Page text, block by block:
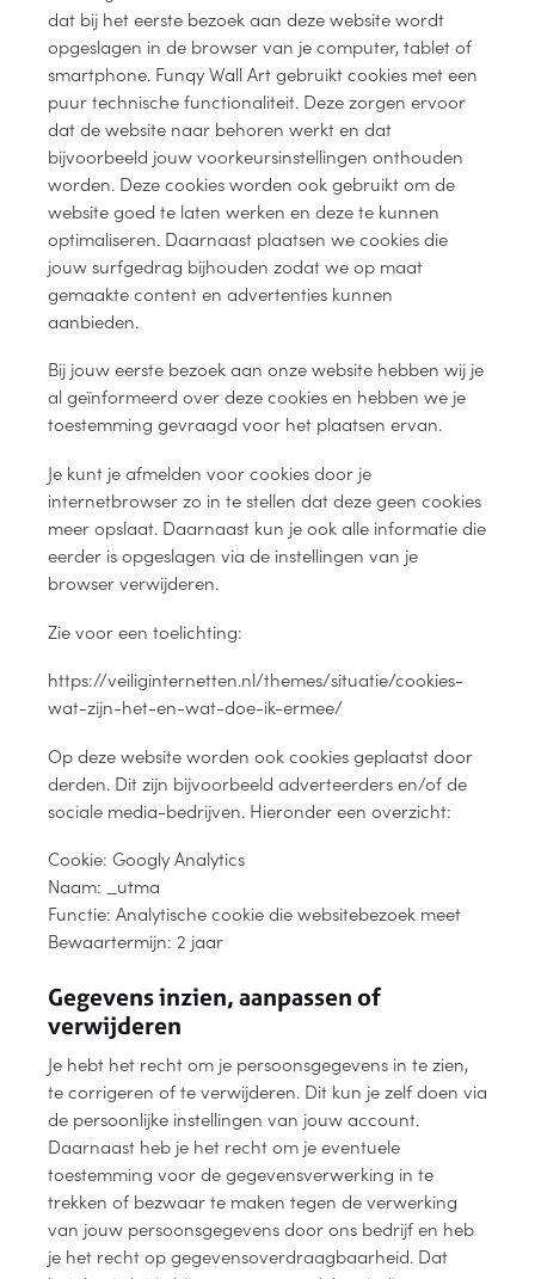
dat bij het eerste bezoek aan deze website wordt
opgeslagen in de browser van je computer, tablet of
smartphone. Funqy Wall Art gebruikt cookies met een
puur technische functionaliteit. Deze zorgen ervoor
dat de website naar behoren werkt en dat
bijvoorbeeld jouw voorkeursinstellingen onthouden
worden. Deze cookies worden ook gebruikt om de
website goed te laten werken en deze te kunnen
optimaliseren. Daarnaast plaatsen we cookies die
jouw surfgedrag bijhouden zodat we op maat
gemaakte content en advertenties kunnen
aanbieden.
Bij jouw eerste bezoek aan onze website hebben wij je
al geïnformeerd over deze cookies en hebben we je
toestemming gevraagd voor het plaatsen ervan.
Je kunt je afmelden voor cookies door je
internetbrowser zo in te stellen dat deze geen cookies
meer opslaat. Daarnaast kun je ook alle informatie die
eerder is opgeslagen via de instellingen van je
browser verwijderen.
Zie voor een toelichting:
https://veiliginternetten.nl/themes/situatie/cookies-
wat-zijn-het-en-wat-doe-ik-ermee/
Op deze website worden ook cookies geplaatst door
derden. Dit zijn bijvoorbeeld adverteerders en/of de
sociale media-bedrijven. Hieronder een overzicht:
Cookie: Googly Analytics
Naam: _utma
Functie: Analytische cookie die websitebezoek meet
Bewaartermijn: 2 jaar
Gegevens inzien, aanpassen of
verwijderen
Je hebt het recht om je persoonsgegevens in te zien,
te corrigeren of te verwijderen. Dit kun je zelf doen via
de persoonlijke instellingen van jouw account.
Daarnaast heb je het recht om je eventuele
toestemming voor de gegevensverwerking in te
trekken of bezwaar te maken tegen de verwerking
van jouw persoonsgegevens door ons bedrijf en heb
je het recht op gegevensoverdraagbaarheid. Dat